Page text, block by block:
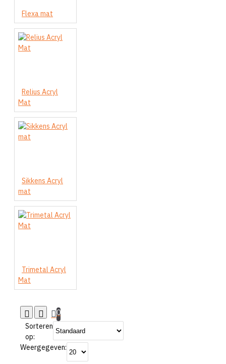
Flexa mat
Relius Acryl
Mat
Sikkens Acryl
mat
Trimetal Acryl
Mat
0
Sorteren
op:
Weergegeven: